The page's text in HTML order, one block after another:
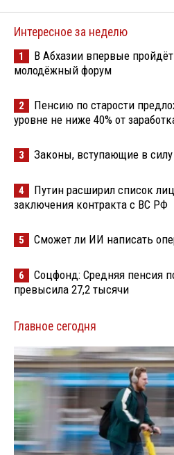
Интересное за неделю
1
В Абхазии впервые
молодёжный форум
2
Пенсию по старости
уровне не ниже 40% от
3 Законы, вступающие в силу
4
Путин расширил список
заключения контракта с ВС РФ
5 Сможет ли ИИ написать
6
Соцфонд: Средняя пенсия
превысила 27,2 тысячи
Главное сегодня